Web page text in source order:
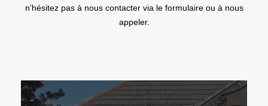
n’hésitez pas à nous contacter via le formulaire ou à nous
appeler.